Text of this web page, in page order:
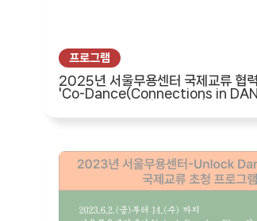
프로그램
2025년 서울무용센터 국제교류 협
'Co-Dance(Connections in